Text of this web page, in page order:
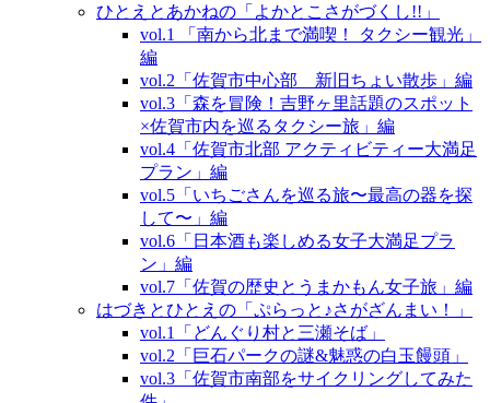
ひとえとあかねの「よかとこさがづくし!!」
vol.1 「南から北まで満喫！ タクシー観光」
編
vol.2「佐賀市中心部 新旧ちょい散歩」編
vol.3「森を冒険！吉野ヶ里話題のスポット
×佐賀市内を巡るタクシー旅」編
vol.4「佐賀市北部 アクティビティー大満足
プラン」編
vol.5「いちごさんを巡る旅〜最高の器を探
して〜」編
vol.6「日本酒も楽しめる女子大満足プラ
ン」編
vol.7「佐賀の歴史とうまかもん女子旅」編
はづきとひとえの「ぷらっと♪さがざんまい！」
vol.1「どんぐり村と三瀬そば」
vol.2「巨石パークの謎&魅惑の白玉饅頭」
vol.3「佐賀市南部をサイクリングしてみた